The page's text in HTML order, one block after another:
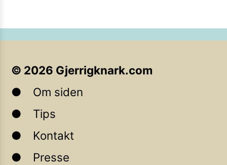
© 2026 Gjerrigknark.com
Om siden
Tips
Kontakt
Presse